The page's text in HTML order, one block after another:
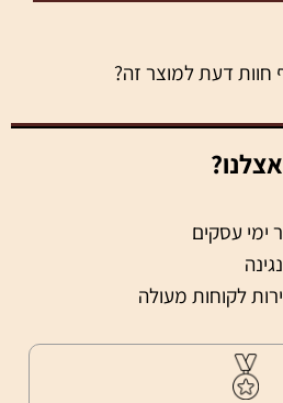
חוות דעת למוצר זה?
ימי עסקים
לקוחות מעולה